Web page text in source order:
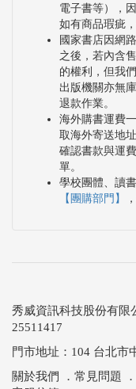
電子書等），
如有商品瑕疵
國家書店因網
之後，若內含
的權利，但我
出版機關亦無
退款作業。
海外購書運費
取海外寄送地
確認書款與運
單。
學校團體、讀
【團購部門】
秀威資訊科技股份有
25511417
門市地址：104 台北市
關於我們
． 常見問題 ．